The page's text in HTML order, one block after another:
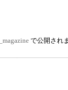
で公開され